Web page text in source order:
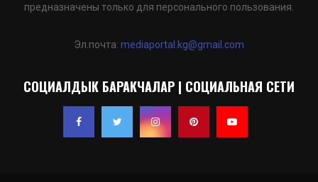
предназначены только для персонального пользования.
Эл.почта: mediaportal.kg@gmail.com
СОЦИАЛДЫК БАРАКЧАЛАР | СОЦИАЛЬНАЯ СЕТИ